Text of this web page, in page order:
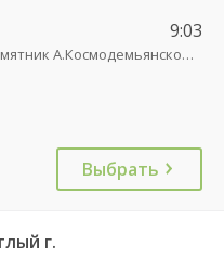
9:03
Памятник А.Космодемьянскому(Балтийское шоссе) трасса
Выбрать
г.